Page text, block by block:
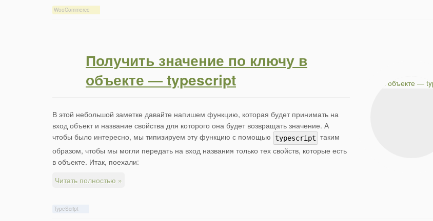
WooCommerce
Получить значение по ключу в
объекте — typescript
В этой небольшой заметке давайте напишем функцию, которая будет принимать на
вход объект и название свойства для которого она будет возвращать значение. А
чтобы было интересно, мы типизируем эту функцию с помощью typescript таким
образом, чтобы мы могли передать на вход названия только тех свойств, которые есть
в объекте. Итак, поехали:
Читать полностью »
TypeScript